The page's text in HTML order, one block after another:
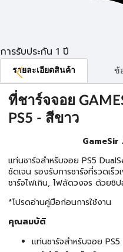
การรับประกัน 1 ปี
รายละเอียดสินค้า ข้
ที่ชาร์จจอย
PS5 - สีขาว
GameSir
แท่นชาร์จสำหรับจอย PS5
ชัดเจน รองรับการชาร์จที่รวดเ
ชาร์จไฟเกิน, ไฟลัดวงจร ด้วยชิ
*โปรดอ่านคู่มือก่อนการใช้งาน
คุณสมบัติ
แท่นชาร์จสำหรับจอย PS5